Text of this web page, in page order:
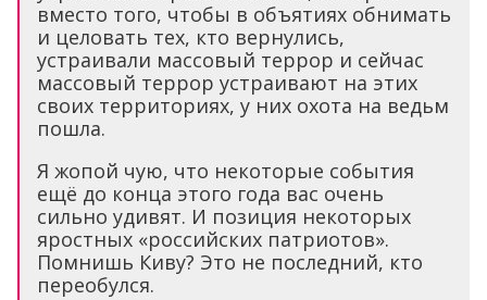
вместо того, чтобы в объятиях обнимать
и целовать тех, кто вернулись,
устраивали массовый террор и сейчас
массовый террор устраивают на этих
своих территориях, у них охота на ведьм
пошла.
Я жопой чую, что некоторые события
ещё до конца этого года вас очень
сильно удивят. И позиция некоторых
яростных «российских патриотов».
Помнишь Киву? Это не последний, кто
переобулся.